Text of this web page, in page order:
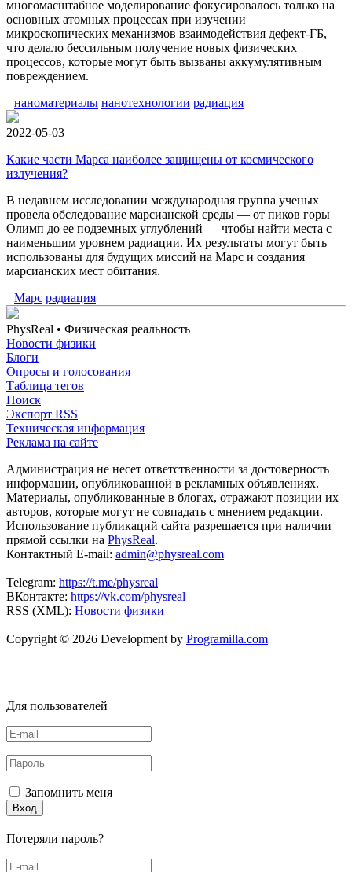
многомасштабное моделирование фокусировалось только на
основных атомных процессах при изучении
микроскопических механизмов взаимодействия дефект-ГБ,
что делало бессильным получение новых физических
процессов, которые могут быть вызваны аккумулятивным
повреждением.
наноматериалы нанотехнологии радиация
2022-05-03
Какие части Марса наиболее защищены от космического
излучения?
В недавнем исследовании международная группа ученых
провела обследование марсианской среды — от пиков горы
Олимп до ее подземных углублений — чтобы найти места с
наименьшим уровнем радиации. Их результаты могут быть
использованы для будущих миссий на Марс и создания
марсианских мест обитания.
Марс радиация
PhysReal • Физическая реальность
Новости физики
Блоги
Опросы и голосования
Таблица тегов
Поиск
Экспорт RSS
Техническая информация
Реклама на сайте
Администрация не несет ответственности за достоверность
информации, опубликованной в рекламных объявлениях.
Материалы, опубликованные в блогах, отражают позиции их
авторов, которые могут не совпадать с мнением редакции.
Использование публикаций сайта разрешается при наличии
прямой ссылки на PhysReal.
Контактный E-mail: admin@physreal.com
Telegram: https://t.me/physreal
ВКонтакте: https://vk.com/physreal
RSS (XML): Новости физики
Copyright © 2026 Development by Programilla.com
Для пользователей
Запомнить меня
Вход
Потеряли пароль?